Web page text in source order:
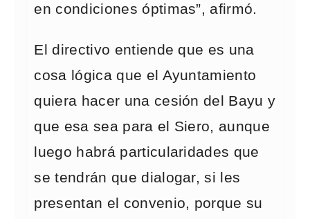
en condiciones óptimas”, afirmó.
El directivo entiende que es una
cosa lógica que el Ayuntamiento
quiera hacer una cesión del Bayu y
que esa sea para el Siero, aunque
luego habrá particularidades que
se tendrán que dialogar, si les
presentan el convenio, porque su